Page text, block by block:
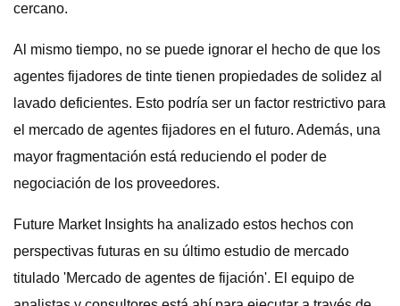
cercano.
Al mismo tiempo, no se puede ignorar el hecho de que los
agentes fijadores de tinte tienen propiedades de solidez al
lavado deficientes. Esto podría ser un factor restrictivo para
el mercado de agentes fijadores en el futuro. Además, una
mayor fragmentación está reduciendo el poder de
negociación de los proveedores.
Future Market Insights ha analizado estos hechos con
perspectivas futuras en su último estudio de mercado
titulado 'Mercado de agentes de fijación'. El equipo de